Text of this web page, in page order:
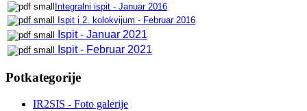
Integralni ispit - Januar 2016
Ispit i 2. kolokvijum - Februar 2016
Ispit - Januar 2021
Ispit - Februar 2021
Potkategorije
IR2SIS - Foto galerije